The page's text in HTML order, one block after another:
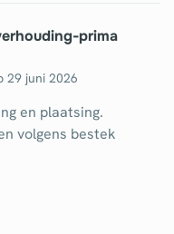
prima
29 juni 2026
en plaatsing.
volgens bestek